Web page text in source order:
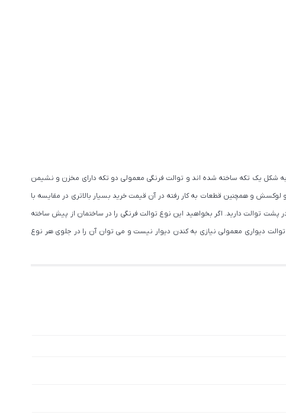
شکل یک تکه ساخته شده­ اند و توالت فرنگی معمولی دو تکه دارای مخزن و نشیمن
و همچنین قطعات به کار رفته در آن قیمت خرید بسیار بالاتری در مقایسه با
پشت توالت دارید. اگر بخواهید این نوع توالت فرنگی را در ساختمان از پیش ساخته
دیواری معمولی نیازی به کندن دیوار نیست و می توان آن را در جلوی هر نوع